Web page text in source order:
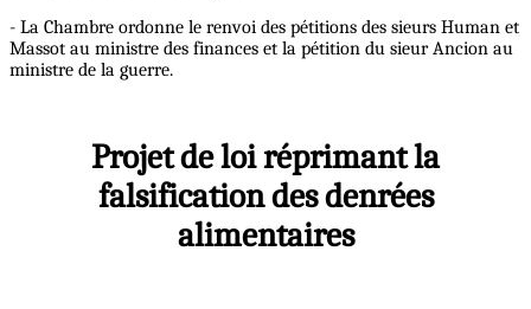
- La Chambre ordonne le renvoi des pétitions des sieurs Human et
Massot au ministre des finances et la pétition du sieur Ancion au
ministre de la guerre.
Projet de loi réprimant la
falsification des denrées
alimentaires